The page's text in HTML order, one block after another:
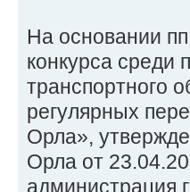
На основании
конкурса среди
транспортного
регулярных
Орла»,
Орла от
администрация